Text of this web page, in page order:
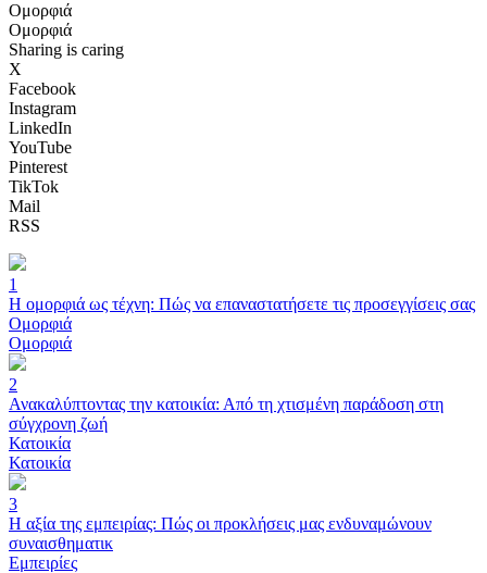
Ομορφιά
Ομορφιά
Sharing is caring
X
Facebook
Instagram
LinkedIn
YouTube
Pinterest
TikTok
Mail
RSS
1
Η ομορφιά ως τέχνη: Πώς να επαναστατήσετε τις προσεγγίσεις σας
Ομορφιά
Ομορφιά
2
Ανακαλύπτοντας την κατοικία: Από τη χτισμένη παράδοση στη
σύγχρονη ζωή
Κατοικία
Κατοικία
3
Η αξία της εμπειρίας: Πώς οι προκλήσεις μας ενδυναμώνουν
συναισθηματικ
Εμπειρίες